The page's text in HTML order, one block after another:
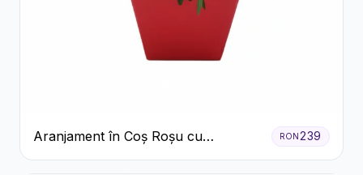
Aranjament în Coș Roșu cu
Trandafiri și Crizanteme Albe
RON239